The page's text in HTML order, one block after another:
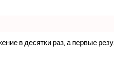
в десятки раз, а первые